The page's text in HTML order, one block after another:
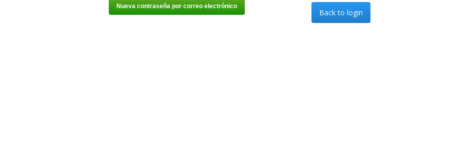
Back to login